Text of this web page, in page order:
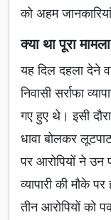
को अहम
क्या था पूरा
यह दिल दहला देने
निवासी सर्राफा
गए हुए थे। इसी
धावा बोलकर
पर आरोपियों ने उन
व्यापारी की मौके
तीन आरोपियों को